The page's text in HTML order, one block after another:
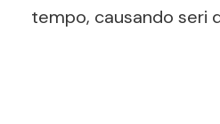
tempo, causando seri